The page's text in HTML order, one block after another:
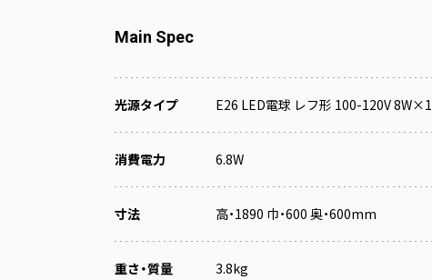
Main Spec
光源タイプ E26 LED電球 レフ形 100-120V 8W×1
消費電力 6.8W
寸法 高・1890 巾・600 奥・600mm
重さ・質量 3.8kg